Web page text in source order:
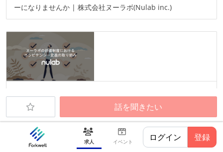
求人 イベント ログイン 登録
ーになりませんか | 株式会社ヌーラボ(Nulab inc.)
み | 株式会社ヌーラボ(Nulab inc.)話を聞きたい